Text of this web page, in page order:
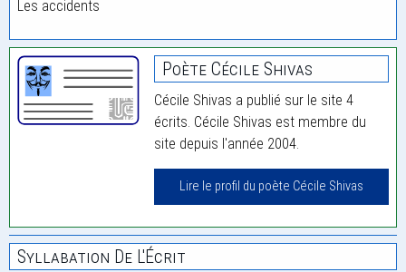
Les accidents
Poète Cécile Shivas
Cécile Shivas a publié sur le site 4
écrits. Cécile Shivas est membre du
site depuis l'année 2004.
Lire le profil du poète Cécile Shivas
Syllabation De L'Écrit